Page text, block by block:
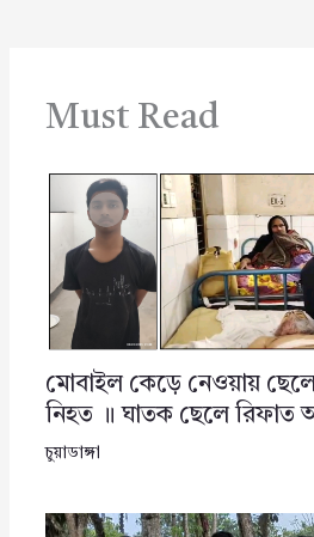
Must Read
মোবাইল কেড়ে নেওয়ায়
নিহত ॥ ঘাতক ছেলে রিফাত
চুয়াডাঙ্গা